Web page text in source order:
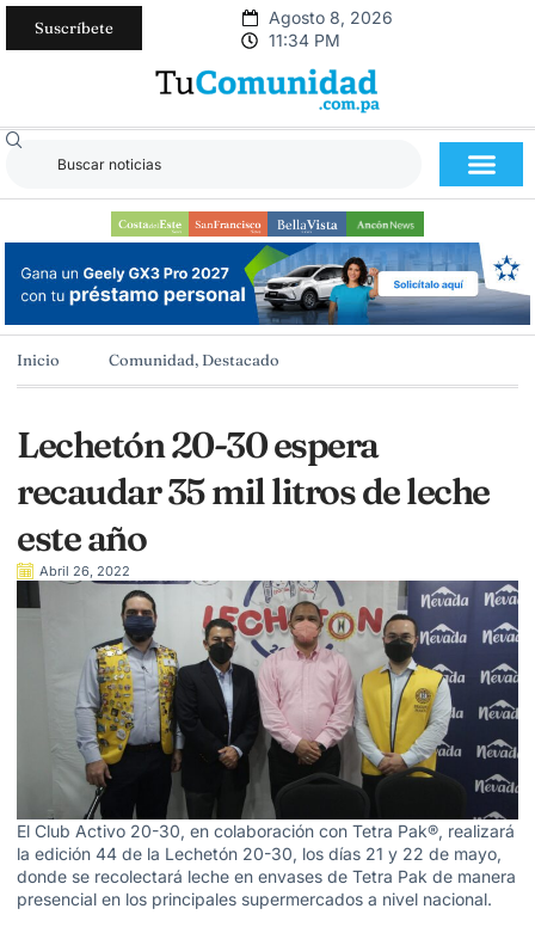
Suscríbete
Agosto 8, 2026
11:34 PM
Inicio Comunidad, Destacado
Lechetón 20-30 espera
recaudar 35 mil litros de leche
este año
Abril 26, 2022
El Club Activo 20-30, en colaboración con Tetra Pak®, realizará
la edición 44 de la Lechetón 20-30, los días 21 y 22 de mayo,
donde se recolectará leche en envases de Tetra Pak de manera
presencial en los principales supermercados a nivel nacional.